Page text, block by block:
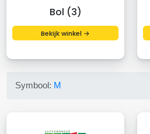
Bol (3)
Bekijk winkel →
Symbool: M